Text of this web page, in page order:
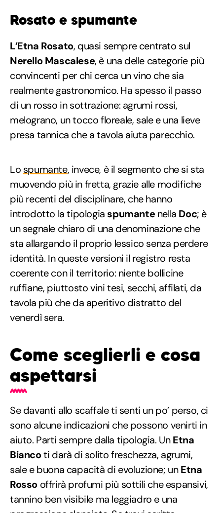
Rosato e spumante
L’Etna Rosato, quasi sempre centrato sul
Nerello Mascalese, è una delle categorie più
convincenti per chi cerca un vino che sia
realmente gastronomico. Ha spesso il passo
di un rosso in sottrazione: agrumi rossi,
melograno, un tocco floreale, sale e una lieve
presa tannica che a tavola aiuta parecchio.
Lo spumante, invece, è il segmento che si sta
muovendo più in fretta, grazie alle modifiche
più recenti del disciplinare, che hanno
introdotto la tipologia spumantenella Doc; è
un segnale chiaro di una denominazione che
sta allargando il proprio lessico senza perdere
identità. In queste versioni il registro resta
coerente con il territorio: niente bollicine
ruffiane, piuttosto vini tesi, secchi, affilati, da
tavola più che da aperitivo distratto del
venerdì sera.
Come sceglierli e cosa
aspettarsi
Se davanti allo scaffale ti senti un po’ perso, ci
sono alcune indicazioni che possono venirti in
aiuto. Parti sempre dalla tipologia. UnEtna
Biancoti darà di solito freschezza, agrumi,
sale e buona capacità di evoluzione; unEtna
Rosso offrirà profumi più sottili che espansivi,
tannino ben visibile ma leggiadro e una